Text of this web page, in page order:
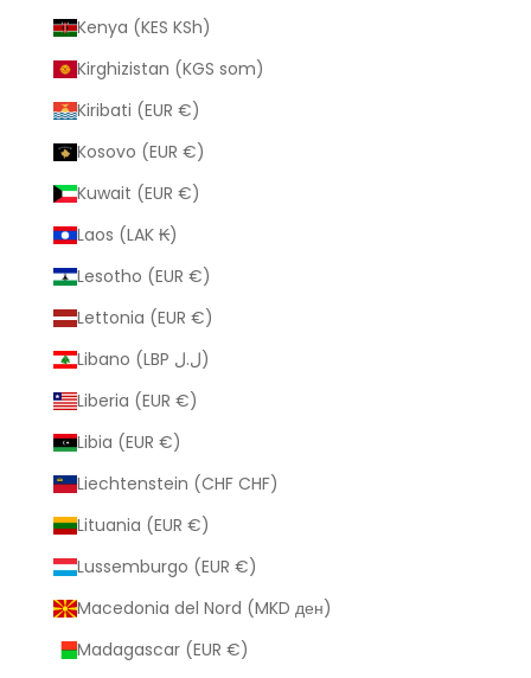
Kenya (KES KSh)
Kirghizistan (KGS som)
Kiribati (EUR €)
Kosovo (EUR €)
Kuwait (EUR €)
Laos (LAK ₭)
Lesotho (EUR €)
Lettonia (EUR €)
Libano (LBP ل.ل)
Liberia (EUR €)
Libia (EUR €)
Liechtenstein (CHF CHF)
Lituania (EUR €)
Lussemburgo (EUR €)
Macedonia del Nord (MKD ден)
Madagascar (EUR €)